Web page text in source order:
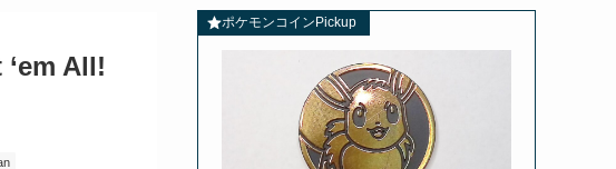
All!
ポケモンコインPickup